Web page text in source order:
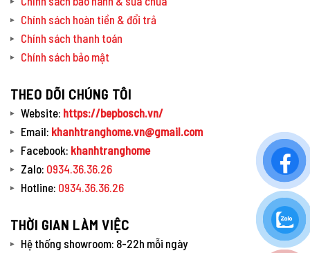
Chính sách hoàn tiền & đổi trả
Chính sách thanh toán
Chính sách bảo mật
THEO DÕI CHÚNG TÔI
Website: https://bepbosch.vn/
Email: khanhtranghome.vn@gmail.com
Facebook: khanhtranghome
Zalo: 0934.36.36.26
Hotline: 0934.36.36.26
THỜI GIAN LÀM VIỆC
Hệ thống showroom: 8-22h mỗi ngày